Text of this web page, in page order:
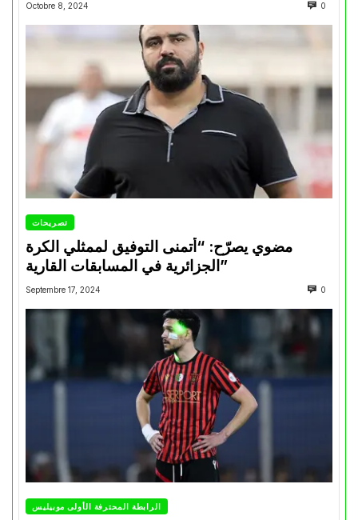
Octobre 8, 2024 0
تصريحات
مضوي يصرّح: “أتمنى التوفيق لممثلي الكرة
الجزائرية في المسابقات القارية”
Septembre 17, 2024 0
الرابطة المحترفة الأولى موبيليس